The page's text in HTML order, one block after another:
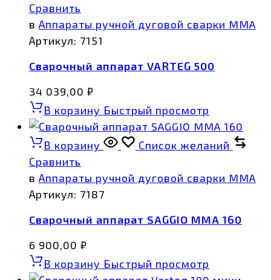
Сравнить
в Аппараты ручной дуговой сварки MMA
Артикул: 7151
Сварочный аппарат VARTEG 500
34 039,00 ₽
В корзину Быстрый просмотр
В корзину
Список желаний
Сравнить
в Аппараты ручной дуговой сварки MMA
Артикул: 7187
Сварочный аппарат SAGGIO MMA 160
6 900,00 ₽
В корзину Быстрый просмотр